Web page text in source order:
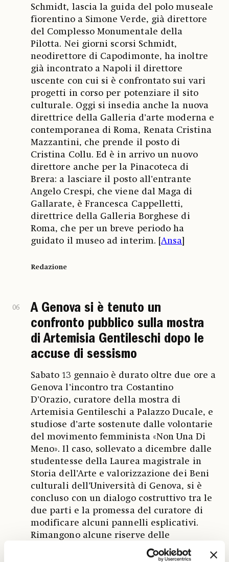
Schmidt, lascia la guida del polo museale
fiorentino a Simone Verde, già direttore
del Complesso Monumentale della
Pilotta. Nei giorni scorsi Schmidt,
neodirettore di Capodimonte, ha inoltre
già incontrato a Napoli il direttore
uscente con cui si è confrontato sui vari
progetti in corso per potenziare il sito
culturale. Oggi si insedia anche la nuova
direttrice della Galleria d’arte moderna e
contemporanea di Roma, Renata Cristina
Mazzantini, che prende il posto di
Cristina Collu. Ed è in arrivo un nuovo
direttore anche per la Pinacoteca di
Brera: a lasciare il posto all’entrante
Angelo Crespi, che viene dal Maga di
Gallarate, è Francesca Cappelletti,
direttrice della Galleria Borghese di
Roma, che per un breve periodo ha
guidato il museo ad interim. [Ansa
Redazione
06
A Genova si è tenuto un
confronto pubblico sulla mostra
di Artemisia Gentileschi dopo le
accuse di sessismo
Sabato 13 gennaio è durato oltre due ore a
Genova l’incontro tra Costantino
D’Orazio, curatore della mostra di
Artemisia Gentileschi a Palazzo Ducale, e
studiose d’arte sostenute dalle volontarie
del movimento femminista «Non Una Di
Meno». Il caso, sollevato a dicembre dalle
studentesse della Laurea magistrale in
Storia dell’Arte e valorizzazione dei Beni
culturali dell’Università di Genova, si è
concluso con un dialogo costruttivo tra le
due parti e la promessa del curatore di
modificare alcuni pannelli esplicativi.
Rimangono alcune riserve delle
femministe sull’obbligatorietà del
percorso che porta i visitatori a passare